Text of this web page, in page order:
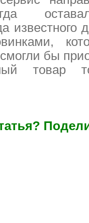
известного
бы
товар